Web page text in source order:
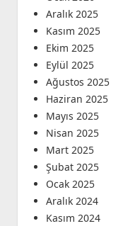
Aralık 2025
Kasım 2025
Ekim 2025
Eylül 2025
Ağustos 2025
Haziran 2025
Mayıs 2025
Nisan 2025
Mart 2025
Şubat 2025
Ocak 2025
Aralık 2024
Kasım 2024